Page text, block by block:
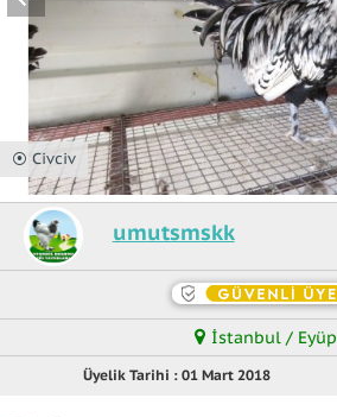
⦿ Civciv
umutsmskk
İstanbul / Eyüp
Üyelik Tarihi : 01 Mart 2018